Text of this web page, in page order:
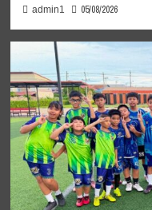
admin1 05/08/2026